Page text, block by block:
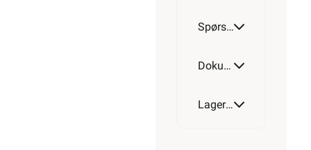
Spørsmål og svar
Dokumentasjon
Lagerstatus